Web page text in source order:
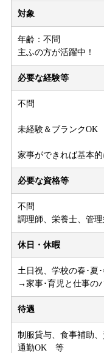
対象
年齢：不問
主ふの方が活躍中！
必要な経験等
不問
未経験＆ブランクOK
家事ができれば基本
必要な資格等
不問
調理師、栄養士、管
休日・休暇
土日祝、学校の春･夏
→家事･育児と仕事の
待遇
制服貸与、食事補助
通勤OK 等